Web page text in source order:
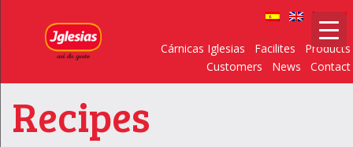
Cárnicas Iglesias Facilites
Products
Customers
News Contact
Recipes